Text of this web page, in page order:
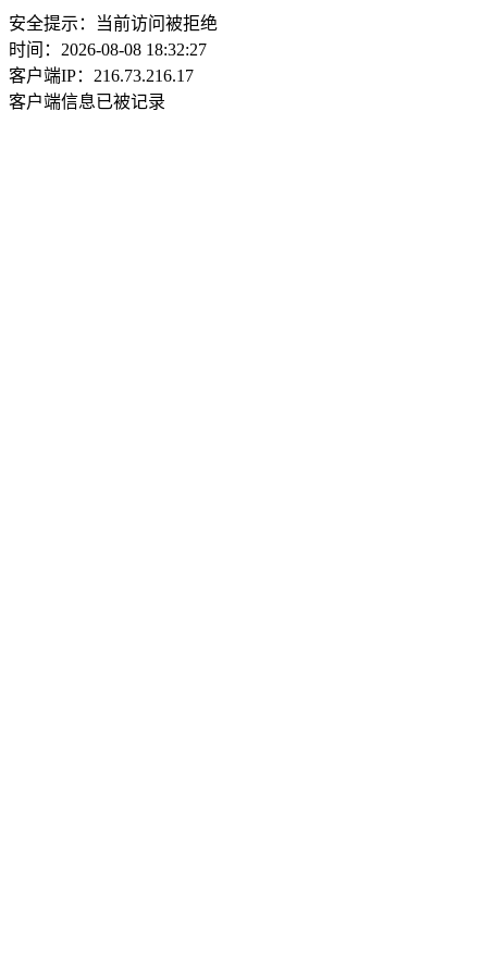
安全提示：当前访问被拒绝
时间：2026-08-08 18:32:27
客户端IP：216.73.216.17
客户端信息已被记录